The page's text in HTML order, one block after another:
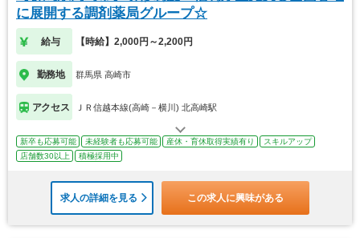
に展開する調剤薬局グループ☆
給与 【時給】2,000円～2,200円
勤務地 群馬県 高崎市
アクセス ＪＲ信越本線(高崎－横川) 北高崎駅
新卒も応募可能 未経験者も応募可能 産休・育休取得実績有り
スキルアップ
店舗数30以上
積極採用中
求人の詳細を見る この求人に興味がある